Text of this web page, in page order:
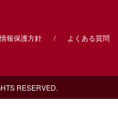
報保護方針 よくある質問
RESERVED.